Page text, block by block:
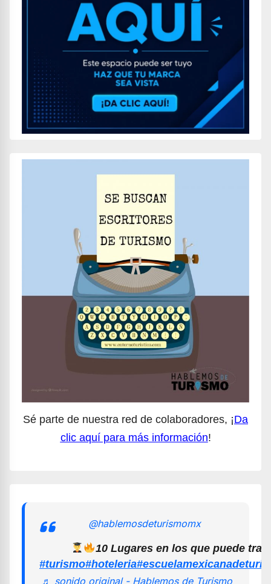
Sé parte de nuestra red de colaboradores, ¡Da
clic aquí para más información!
@hablemosdeturismomx
10 Lugares en los que puede
#turismo#hoteleria
♬ sonido original - Hablemos de Turismo